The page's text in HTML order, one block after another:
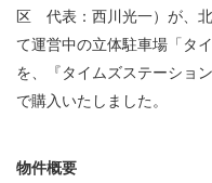
区 代表：西川光一）が、
て運営中の立体駐車場「タ
を、『タイムズステーショ
で購入いたしました。
物件概要